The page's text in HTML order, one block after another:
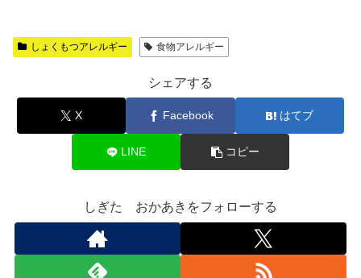
しょくもつアレルギー 食物アレルギー
シェアする
X Facebook はてブ
LINE コピー
しぎた おかあきをフォローする